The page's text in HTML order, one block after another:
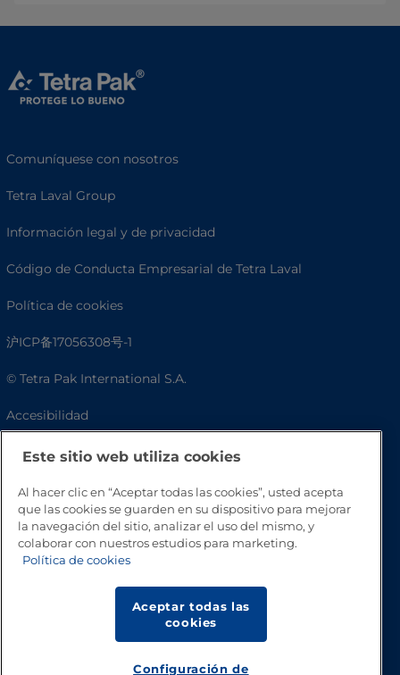
Comuníquese con nosotros
Tetra Laval Group
Información legal y de privacidad
Código de Conducta Empresarial de Tetra Laval
Política de cookies
沪ICP备17056308号-1
© Tetra Pak International S.A.
Accesibilidad
Preguntas frecuentes
Este sitio web utiliza cookies
Al hacer clic en “Aceptar todas las cookies”, usted acepta
que las cookies se guarden en su dispositivo para mejorar
la navegación del sitio, analizar el uso del mismo, y
colaborar con nuestros estudios para marketing.
Política de cookies
Aceptar todas las
cookies
Configuración de